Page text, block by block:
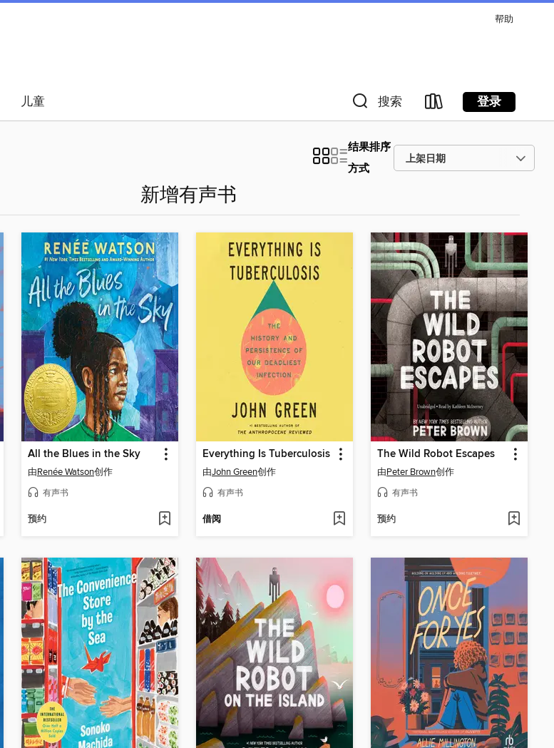
帮助
儿童 搜索 登录
结果排序
方式
新增有声书
All the Blues in the Sky
由Renée Watson创作
有声书
预约
Everything Is Tuberculosis
由John Green创作
有声书
借阅
The Wild Robot Escapes
由Peter Brown创作
有声书
预约